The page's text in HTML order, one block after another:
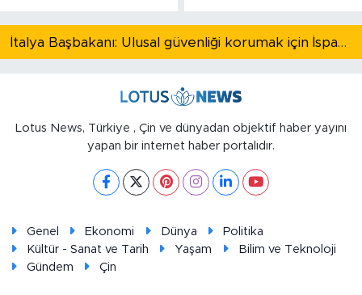
İtalya Başbakanı: Ulusal güvenliği korumak için İspanya ile Schengen kapsamındaki serbest dolaşımı askıya alıyoruz
Lotus News, Türkiye , Çin ve dünyadan objektif haber yayını
yapan bir internet haber portalıdır.
Genel Ekonomi Dünya
Politika
Kültür - Sanat ve Tarih
Yaşam
Bilim ve Teknoloji
Gündem
Çin